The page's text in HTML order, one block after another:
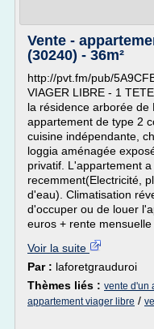
Vente -
(30240) - 36m²
http://pvt.fm/pub/
VIAGER LIBRE - 1
la résidence arborée de
appartement de type 2
cuisine indépendante,
loggia aménagée
privatif. L'appartement
recemment(Electricité,
d'eau). Climatisation
d'occuper ou de louer
euros + rente mensuelle
Voir la suite
Par : laforetgrauduroi
Thèmes liés : vente d'un
appartement viager libre /